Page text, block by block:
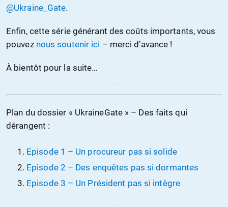
@Ukraine_Gate.
Enfin, cette série générant des coûts importants, vous
pouvez nous soutenir ici – merci d’avance !
À bientôt pour la suite…
Plan du dossier « UkraineGate » – Des faits qui
dérangent :
Episode 1 – Un procureur pas si solide
Episode 2 – Des enquêtes pas si dormantes
Episode 3 – Un Président pas si intègre